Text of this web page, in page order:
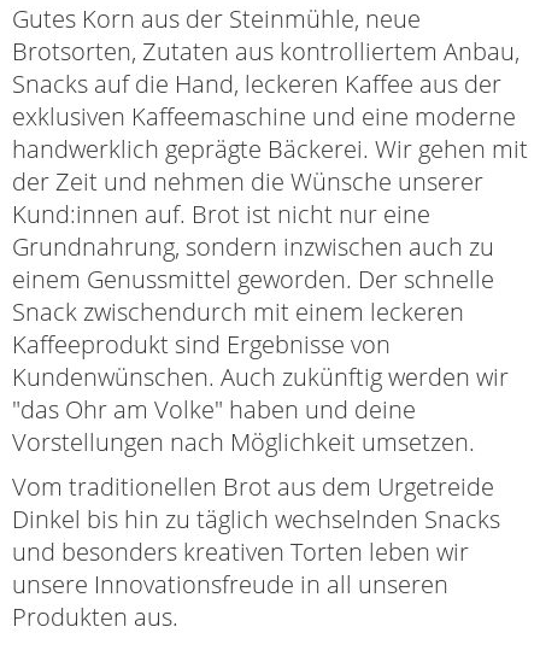
Gutes Korn aus der Steinmühle, neue
Brotsorten, Zutaten aus kontrolliertem Anbau,
Snacks auf die Hand, leckeren Kaffee aus der
exklusiven Kaffeemaschine und eine moderne
handwerklich geprägte Bäckerei. Wir gehen mit
der Zeit und nehmen die Wünsche unserer
Kund:innen auf. Brot ist nicht nur eine
Grundnahrung, sondern inzwischen auch zu
einem Genussmittel geworden. Der schnelle
Snack zwischendurch mit einem leckeren
Kaffeeprodukt sind Ergebnisse von
Kundenwünschen. Auch zukünftig werden wir
"das Ohr am Volke" haben und deine
Vorstellungen nach Möglichkeit umsetzen.
Vom traditionellen Brot aus dem Urgetreide
Dinkel bis hin zu täglich wechselnden Snacks
und besonders kreativen Torten leben wir
unsere Innovationsfreude in all unseren
Produkten aus.